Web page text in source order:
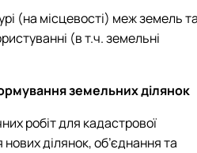
(на місцевості) меж земель
(в т.ч. земельні
земельних ділянок
робіт для кадастрової
ділянок, об’єднання та